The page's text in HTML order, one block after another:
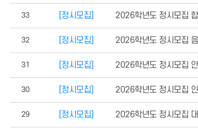
33 [정시모집] 2026학년도 정시모집
32 [정시모집] 2026학년도 정시모집
31 [정시모집] 2026학년도 정시모집
30 [정시모집] 2026학년도 정시모집
29 [정시모집] 2026학년도 정시모집